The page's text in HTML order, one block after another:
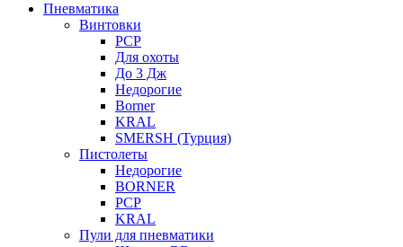
Пневматика
Винтовки
PCP
Для охоты
До 3 Дж
Недорогие
Borner
KRAL
SMERSH (Турция)
Пистолеты
Недорогие
BORNER
PCP
KRAL
Пули для пневматики